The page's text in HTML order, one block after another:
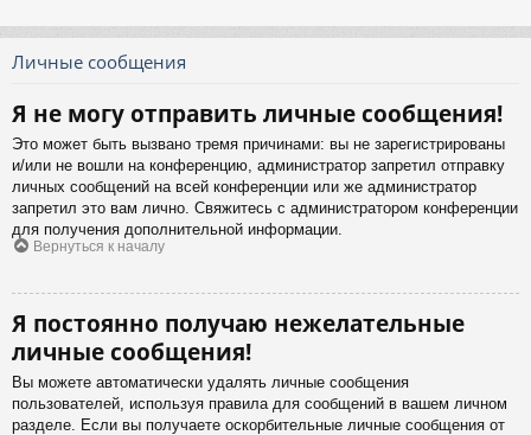
Личные сообщения
Я не могу отправить личные сообщения!
Это может быть вызвано тремя причинами: вы не зарегистрированы
и/или не вошли на конференцию, администратор запретил отправку
личных сообщений на всей конференции или же администратор
запретил это вам лично. Свяжитесь с администратором конференции
для получения дополнительной информации.
Вернуться к началу
Я постоянно получаю нежелательные
личные сообщения!
Вы можете автоматически удалять личные сообщения
пользователей, используя правила для сообщений в вашем личном
разделе. Если вы получаете оскорбительные личные сообщения от